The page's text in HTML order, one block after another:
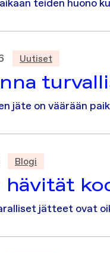
teiden huono
Uutiset
jäte on väärään
Blogi
hävität
jätteet ovat